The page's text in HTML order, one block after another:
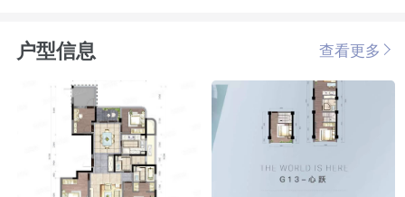
户型信息 查看更多